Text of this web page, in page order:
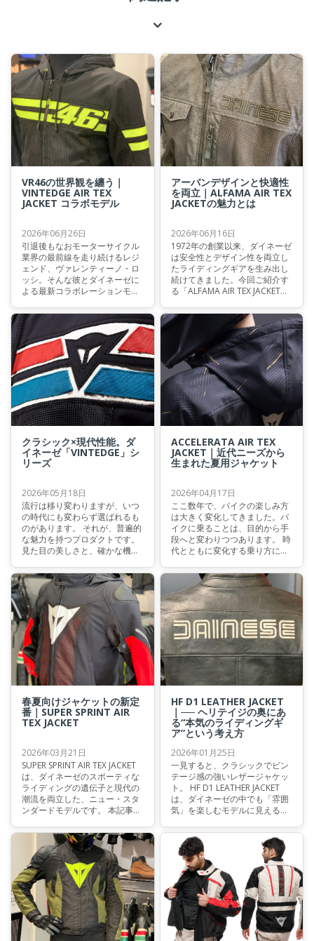
VR46の世界観を纏う｜
VINTEDGE AIR TEX
JACKET コラボモデル
2026年06月26日
引退後もなおモーターサイクル
業界の最前線を走り続けるレジ
ェンド、ヴァレンティーノ・ロ
ッシ。そんな彼とダイネーゼに
よる最新コラボレーションモデ
は、その魅力をご紹介いたしま
す。
アーバンデザインと快適性
を両立｜ALFAMA AIR TEX
JACKETの魅力とは
2026年06月16日
1972年の創業以来、ダイネーゼ
は安全性とデザイン性を両立し
たライディングギアを生み出し
続けてきました。今回ご紹介す
る「ALFAMA AIR TEX JACKET」
ライディングジャケットのひと
つです。本記事では、その特徴
に加え類似モデルとの違いにつ
いてもご紹介します。
クラシック×現代性能。ダ
イネーゼ「VINTEDGE」シ
リーズ
2026年05月18日
流行は移り変わりますが、いつ
の時代にも変わらず選ばれるも
のがあります。 それが、普遍的
な魅力を持つプロダクトです。
見た目の美しさと、確かな機能
が、ダイネーゼのVINTEDGEシ
リーズです。
ACCELERATA AIR TEX
JACKET｜近代ニーズから
生まれた夏用ジャケット
2026年04月17日
ここ数年で、バイクの楽しみ方
は大きく変化してきました。バ
イクに乗ることは、目的から手
段へと変わりつつあります。 時
代とともに変化する乗り方に合
進化しています。ACCELERATA
AIR TEX JACKETは、まさに現代
のニーズを体現したジャケット
と言えるでしょう。本記事で
は、このジャケットの魅力と機
能美について解説いたします。
春夏向けジャケットの新定
番｜SUPER SPRINT AIR
TEX JACKET
2026年03月21日
SUPER SPRINT AIR TEX JACKET
は、ダイネーゼのスポーティな
ライディングの遺伝子と現代の
潮流を両立した、ニュー・スタ
ンダードモデルです。 本記事で
デルを詳しくご紹介いたしま
HF D1 LEATHER JACKET
｜── ヘリテイジの奥にあ
る“本気のライディングギ
ア”という考え方
2026年01月25日
一見すると、クラシックでビン
テージ感の強いレザージャケッ
ト。 HF D1 LEATHER JACKET
は、ダイネーゼの中でも「雰囲
気」を楽しむモデルに見えるか
は、このジャケットはヘリテイ
ジデザインの中に、ライディン
グを前提として考え方を落とし
込んだモデルです。 なぜ、クラ
シックな外観の中に「安全」や
「動きやすさ」を語る余地があ
るのか。 その理由を、構造と設
計の視点から見ていきます。